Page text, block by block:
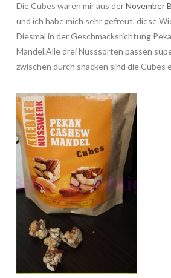
Die Cubes waren mir aus derNovember
und ich habe mich sehr gefreut, diese
Diesmal in der Geschmacksrichtung
Mandel.Alle drei Nusssorten passen
zwischen durch snacken sind die Cubes